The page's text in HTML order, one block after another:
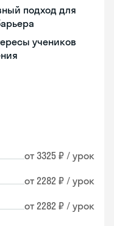
подход для
учеников
от 3325 ₽ / урок
от 2282 ₽ / урок
от 2282 ₽ / урок